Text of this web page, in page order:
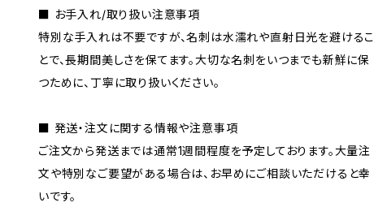
■ お手入れ/取り扱い注意事項
特別な手入れは不要ですが、名刺は水濡れや直射日光を避けるこ
とで、長期間美しさを保てます。大切な名刺をいつまでも新鮮に保
つために、丁寧に取り扱いください。
■ 発送・注文に関する情報や注意事項
ご注文から発送までは通常1週間程度を予定しております。大量注
文や特別なご要望がある場合は、お早めにご相談いただけると幸
いです。